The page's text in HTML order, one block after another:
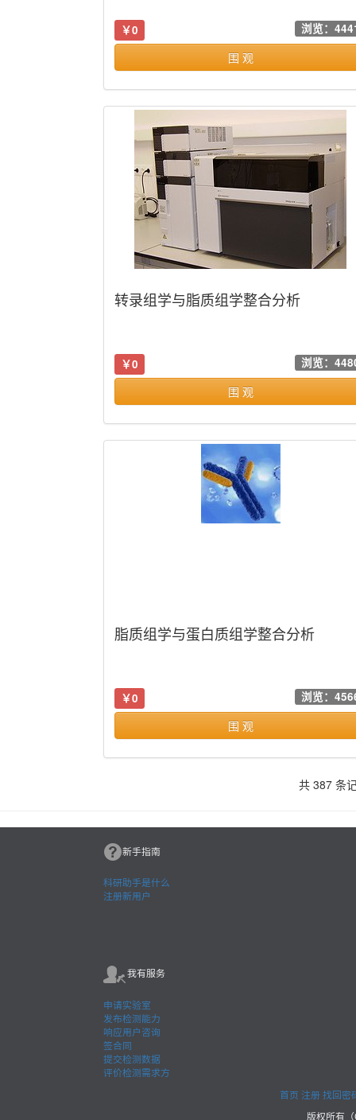
￥0 浏览：
围 观
转录组学与脂质组学整合分析
￥0 浏览：
围 观
脂质组学与蛋白质组学整合分析
￥0 浏览：
围 观
共 387 条
新手指南
科研助手是什么
注册新用户
我有服务
申请实验室
发布检测能力
响应用户咨询
签合同
提交检测数据
评价检测需求方
首页 注册找回密
版权所有